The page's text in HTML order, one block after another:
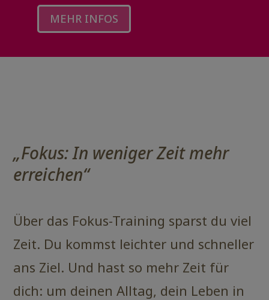
MEHR INFOS
„Fokus: In weniger Zeit mehr
erreichen“
Über das Fokus-Training sparst du viel
Zeit. Du kommst leichter und schneller
ans Ziel. Und hast so mehr Zeit für
dich: um deinen Alltag, dein Leben in